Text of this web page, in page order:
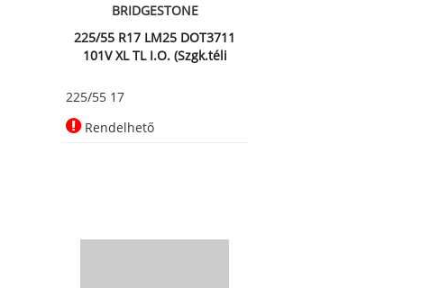
BRIDGESTONE
225/55 R17 LM25 DOT3711
101V XL TL I.O. (Szgk.téli
225/55 17
Rendelhető